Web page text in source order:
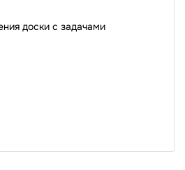
доски с задачами